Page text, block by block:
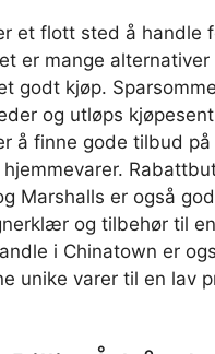
et flott sted å handle
er mange
godt kjøp.
og utløps
å finne gode tilbud
Marshalls er også
og tilbehør til
i Chinatown er
unike varer til en lav